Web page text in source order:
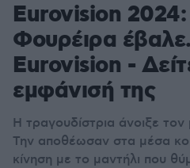
Eurovision
Φουρέιρα
Eurovision -
εμφάνισή της
Η τραγουδίστρια άνοιξε
Την αποθέωσαν στα μέσα
κίνηση με το μαντήλι που